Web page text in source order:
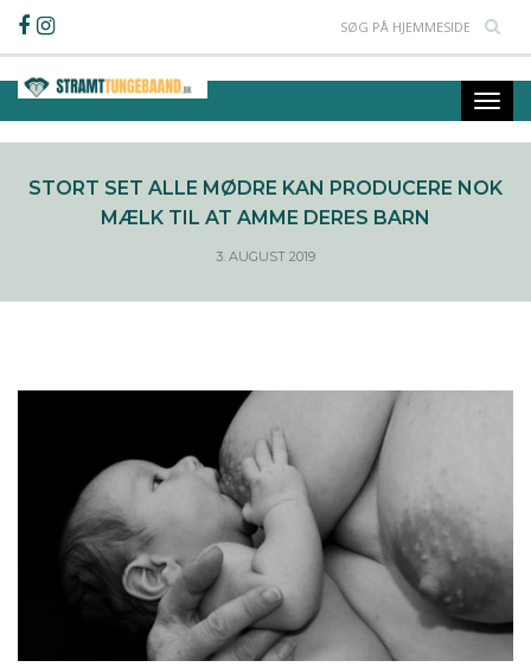
STORT SET ALLE MØDRE KAN PRODUCERE NOK
MÆLK TIL AT AMME DERES BARN
3. AUGUST 2019